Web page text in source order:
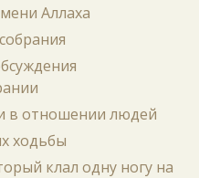
Аллаха
в отношении людей
ходьбы
клал одну ногу на